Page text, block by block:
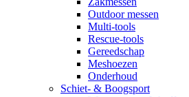
Outdoor messen
Multi-tools
Rescue-tools
Gereedschap
Meshoezen
Onderhoud
Schiet- & Boogsport